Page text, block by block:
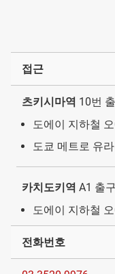
접근
츠키시마역 10번
도에이 지하철 오
도쿄 메트로 유
카치도키역 A1 출
도에이 지하철 오
전화번호